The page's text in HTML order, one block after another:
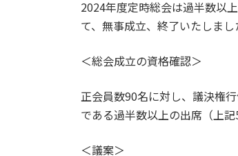
2024年度定時総会は過半数以
て、無事成立、終了いたしまし
＜総会成立の資格確認＞
正会員数90名に対し、議決権
である過半数以上の出席（上
＜議案＞